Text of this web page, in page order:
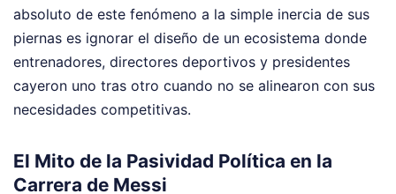
absoluto de este fenómeno a la simple inercia de sus
piernas es ignorar el diseño de un ecosistema donde
entrenadores, directores deportivos y presidentes
cayeron uno tras otro cuando no se alinearon con sus
necesidades competitivas.
El Mito de la Pasividad Política en la
Carrera de Messi